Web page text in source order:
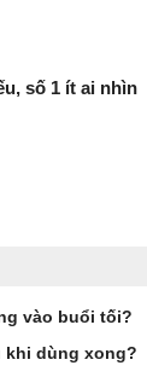
số 1 ít ai nhìn
vào buổi tối?
khi dùng xong?